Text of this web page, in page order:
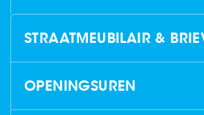
STRAATMEUBILAIR &
OPENINGSUREN